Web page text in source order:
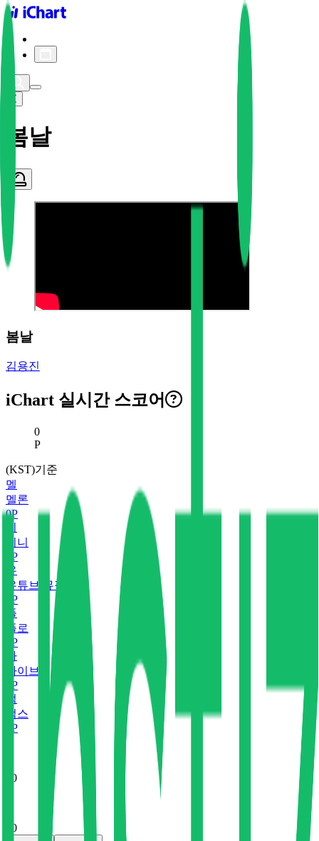
iChart logo
봄날
봄날
김용진
iChart 실시간 스코어
현재 스코어
0
P
(KST)기준
멜
멜론
0P
지니
P
유
유튜브 뮤직
P
플
플로
P
바
바이브
P
벅
벅스
P
0
0